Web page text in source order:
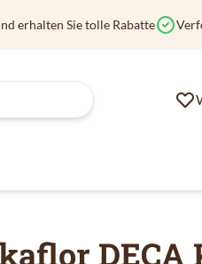
erhalten Sie tolle Rabatte
DECA